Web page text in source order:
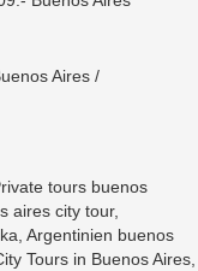
Aires /
tours buenos
aires city tour,
Argentinien buenos
Tours in Buenos Aires,